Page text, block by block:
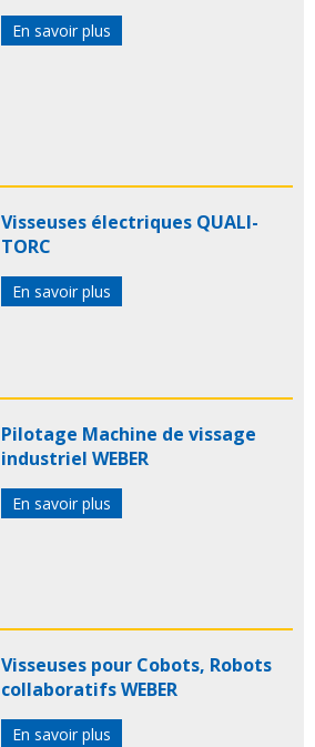
En savoir plus
Visseuses électriques QUALI-
TORC
En savoir plus
Pilotage Machine de vissage
industriel WEBER
En savoir plus
Visseuses pour Cobots, Robots
collaboratifs WEBER
En savoir plus